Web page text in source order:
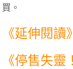
買。
《延伸閱讀》
《停售失靈